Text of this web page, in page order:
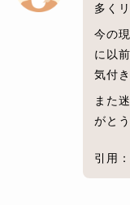
多く
今の
に以
気付
また
がと
引用：